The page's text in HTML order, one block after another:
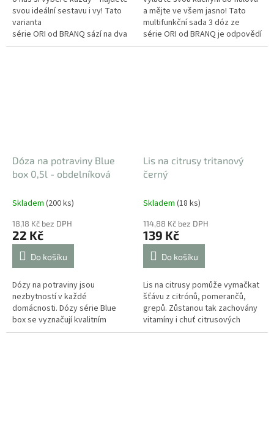
svou ideální sestavu i vy! Tato
varianta
série ORI od BRANQ sází na dva
velkorysé čtvercové boxy o
a mějte ve všem jasno! Tato
multifunkční sada 3 dóz ze
série ORI od BRANQ je odpovědí
na všechny vaše potřeby při...
Dóza na potraviny Blue
box 0,5l - obdelníková
Skladem (200 ks)
18,18 Kč bez DPH
22 Kč
Do košíku
Dózy na potraviny jsou
nezbytností v každé
domácnosti. Dózy série Blue
box se vyznačují kvalitním
provedením, atraktivním
Lis na citrusy tritanový
černý
Skladem (18 ks)
114,88 Kč bez DPH
139 Kč
Do košíku
Lis na citrusy pomůže vymačkat
šťávu z citrónů, pomerančů,
grepů. Zůstanou tak zachovány
vitamíny i chuť citrusových
plodů. Jednoduchý design, lze